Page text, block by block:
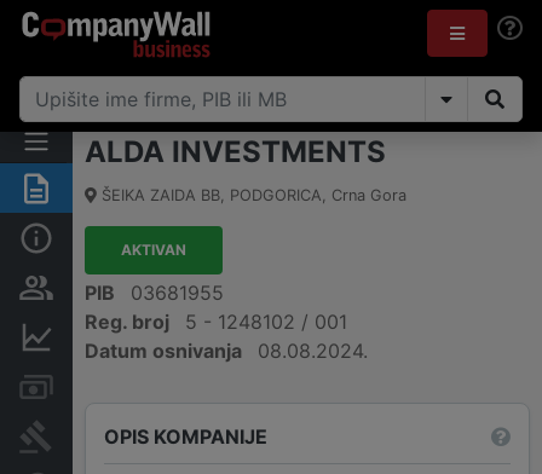
Sažetak
Osobe i vlasništvo
Finansijski podaci
Arhiva sudskih objava
ALDA INVESTMENTS
ŠEIKA ZAIDA BB, PODGORICA, Crna Gora
AKTIVAN
PIB
03681955
Reg. broj
5 - 1248102 / 001
Datum osnivanja
08.08.2024.
OPIS KOMPANIJE